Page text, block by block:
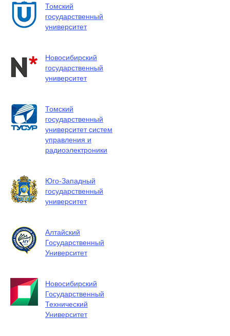
Томский
государственный
университет
Новосибирский
государственный
университет
Томский
государственный
университет систем
управления и
радиоэлектроники
Юго-Западный
государственный
университет
Алтайский
Государственный
Университет
Новосибирский
Государственный
Технический
Университет